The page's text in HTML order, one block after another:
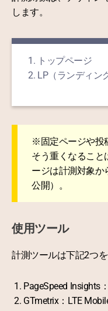
します。
トップページ
LP（ランディン
※固定ページや投
そう重くなること
ージは計測対象か
公開）。
使用ツール
計測ツールは下記2つを
PageSpeed Insights
GTmetrix：LTE